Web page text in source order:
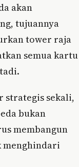
akan
tujuannya
tower raja
semua kartu
strategis sekali,
bukan
membangun
menghindari